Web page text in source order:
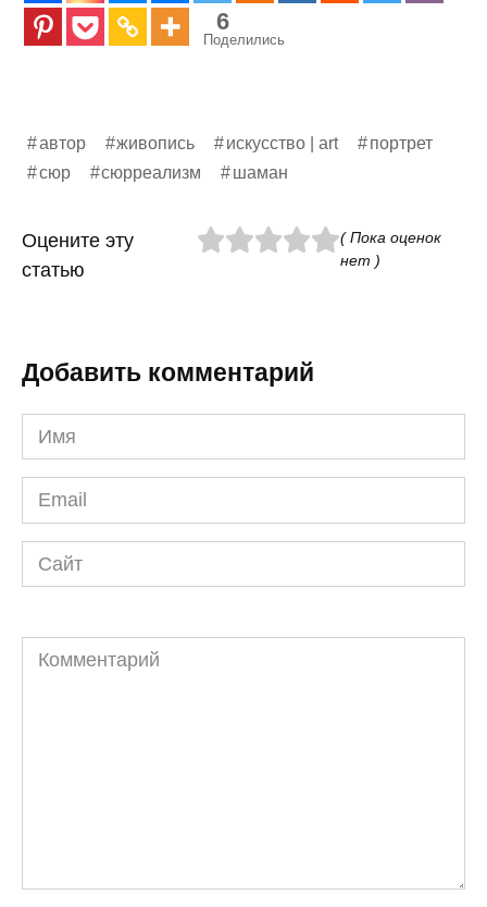
6
Поделились
автор живопись искусство | art
портрет
сюр
сюрреализм шаман
Оцените эту
статью
( Пока оценок
нет )
Добавить комментарий
Имя
*
Email
*
Сайт
Комментарий